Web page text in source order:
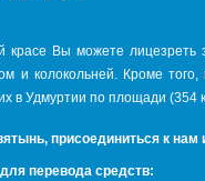
Вы можете лицезреть
и колокольней. Кроме
в Удмуртии по площади
присоединиться к
перевода средств: